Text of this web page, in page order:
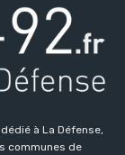
à La Défense,
communes de